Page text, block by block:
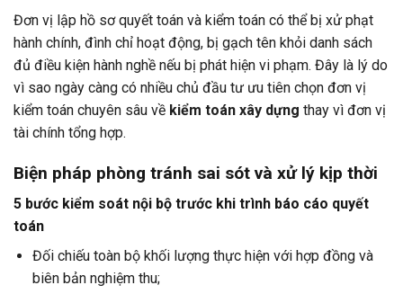
Đơn vị lập hồ sơ quyết toán và kiểm toán có thể bị xử phạt
hành chính, đình chỉ hoạt động, bị gạch tên khỏi danh sách
đủ điều kiện hành nghề nếu bị phát hiện vi phạm. Đây là lý do
vì sao ngày càng có nhiều chủ đầu tư ưu tiên chọn đơn vị
kiểm toán chuyên sâu về kiểm toán xây dựng thay vì đơn vị
tài chính tổng hợp.
Biện pháp phòng tránh sai sót và xử lý kịp thời
5 bước kiểm soát nội bộ trước khi trình báo cáo quyết
toán
Đối chiếu toàn bộ khối lượng thực hiện với hợp đồng và
biên bản nghiệm thu;